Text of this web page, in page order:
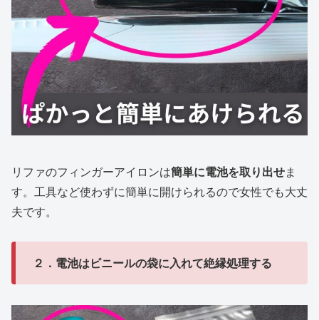
リファのフィンガーアイロンは簡単に電池を取り出せま
す。工具など使わずに簡単に開けられるので女性でも大丈
夫です。
２．電池はビニールの袋に入れて絶縁処理する